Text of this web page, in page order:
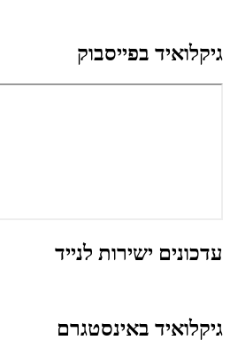
גיקלואיד בפייסבוק
עדכונים ישירות לנייד
גיקלואיד באינסטגרם